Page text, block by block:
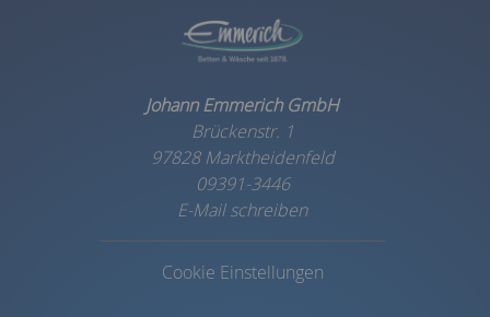
Johann Emmerich GmbH
Brückenstr. 1
97828 Marktheidenfeld
09391-3446
E-Mail schreiben
Cookie Einstellungen